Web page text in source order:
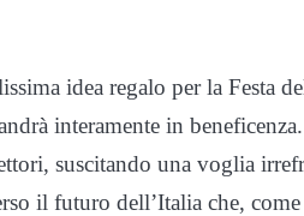
idea regalo per la Festa
interamente in
suscitando una voglia
il futuro dell’Italia che,